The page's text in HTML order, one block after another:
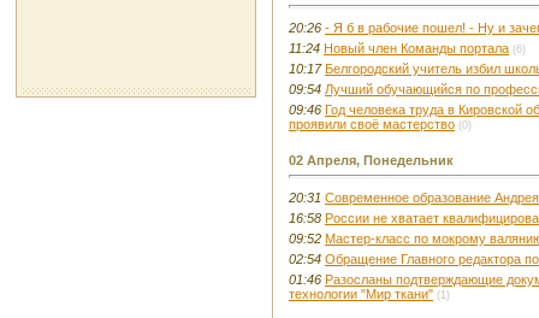
20:26 - Я б в рабочие пошел! - Ну и
11:24 Новый член Команды портала (6)
10:17 Белгородский учитель избил
09:54 Лучший обучающийся по
09:46 Год человека труда в Кировской
проявили своё мастерство (0)
02 Апреля, Понедельник
20:31 Современное образование
16:58 России не хватает
09:52 Мастер-класс по мокрому
02:54 Обращение Главного редактора
01:46 Разосланы подтверждающие
технологии "Мир ткани" (1)